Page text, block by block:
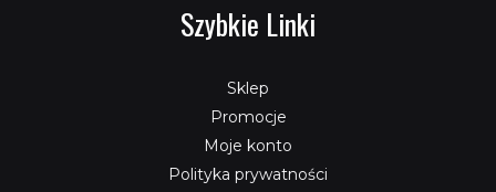
Szybkie Linki
Sklep
Promocje
Moje konto
Polityka prywatności